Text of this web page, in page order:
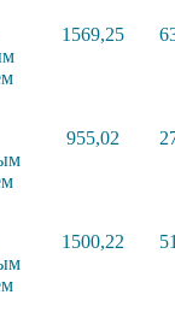
1569,25
955,02
1500,22